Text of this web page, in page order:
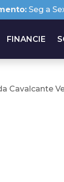
Seg a
FINANCIE
Cavalcante